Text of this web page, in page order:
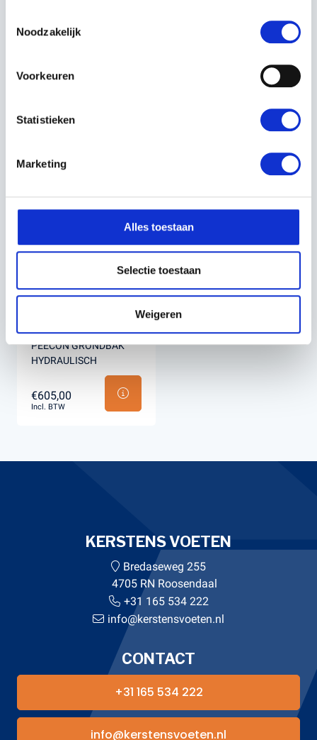
Noodzakelijk
Voorkeuren
Statistieken
Marketing
Alles toestaan
Selectie toestaan
Weigeren
Incl. BTW Incl. BTW
PEECON GRONDBAK
HYDRAULISCH
€605,00
Incl. BTW
KERSTENS VOETEN
Bredaseweg 255
4705 RN Roosendaal
+31 165 534 222
info@kerstensvoeten.nl
CONTACT
+31 165 534 222
info@kerstensvoeten.nl